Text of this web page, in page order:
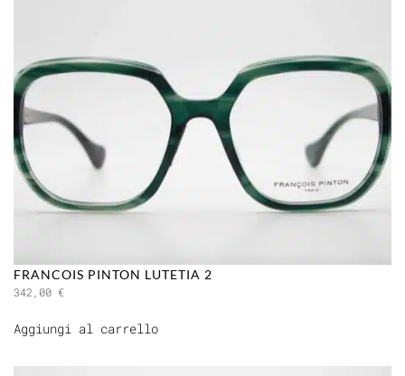
FRANCOIS PINTON LUTETIA 2
342,00 €
Aggiungi al carrello